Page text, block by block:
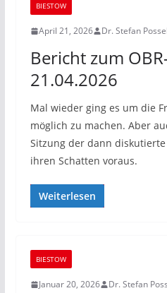
BIESTOW
April 21, 2026 Dr. Stefan
Bericht zum
21.04.2026
Mal wieder ging es um die
möglich zu machen. Aber
Sitzung der dann
ihren Schatten voraus.
Weiterlesen
BIESTOW
Januar 20, 2026 Dr. Stefan